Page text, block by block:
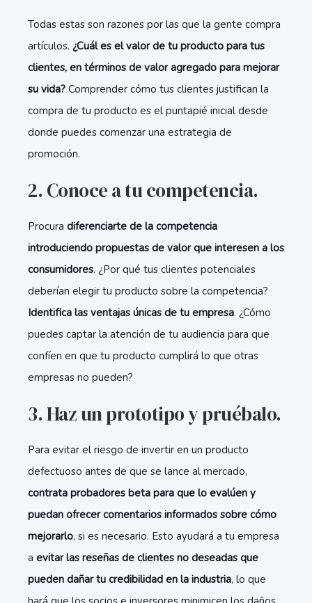
Todas estas son razones por las que la gente compra
artículos. ¿Cuál es el valor de tu producto para tus
clientes, en términos de valor agregado para mejorar
su vida? Comprender cómo tus clientes justifican la
compra de tu producto es el puntapié inicial desde
donde puedes comenzar una estrategia de
promoción.
2. Conoce a tu competencia.
Procura diferenciarte de la competencia
introduciendo propuestas de valor que interesen a los
consumidores. ¿Por qué tus clientes potenciales
deberían elegir tu producto sobre la competencia?
Identifica las ventajas únicas de tu empresa. ¿Cómo
puedes captar la atención de tu audiencia para que
confíen en que tu producto cumplirá lo que otras
empresas no pueden?
3. Haz un prototipo y pruébalo.
Para evitar el riesgo de invertir en un producto
defectuoso antes de que se lance al mercado,
contrata probadores beta para que lo evalúen y
puedan ofrecer comentarios informados sobre cómo
mejorarlo, si es necesario. Esto ayudará a tu empresa
a evitar las reseñas de clientes no deseadas que
pueden dañar tu credibilidad en la industria, lo que